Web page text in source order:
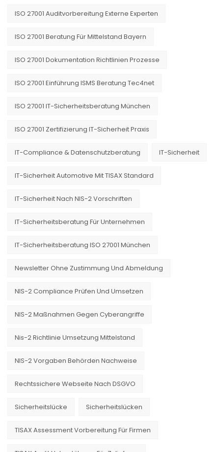
ISO 27001 Auditvorbereitung Externe Experten
ISO 27001 Beratung Für Mittelstand Bayern
ISO 27001 Dokumentation Richtlinien Prozesse
ISO 27001 Einführung ISMS Beratung Tec4net
ISO 27001 IT-Sicherheitsberatung München
ISO 27001 Zertifizierung IT-Sicherheit Praxis
IT-Compliance & Datenschutzberatung IT-Sicherheit
IT-Sicherheit Automotive Mit TISAX Standard
IT-Sicherheit Nach NIS-2 Vorschriften
IT-Sicherheitsberatung Für Unternehmen
IT-Sicherheitsberatung ISO 27001 München
Newsletter Ohne Zustimmung Und Abmeldung
NIS-2 Compliance Prüfen Und Umsetzen
NIS-2 Maßnahmen Gegen Cyberangriffe
Nis-2 Richtlinie Umsetzung Mittelstand
NIS-2 Vorgaben Behörden Nachweise
Rechtssichere Webseite Nach DSGVO
Sicherheitslücke Sicherheitslücken
TISAX Assessment Vorbereitung Für Firmen